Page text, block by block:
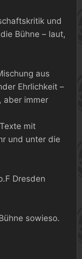
und
Bühne – laut,
aus
Ehrlichkeit –
aber immer
mit
und unter die
Dresden
sowieso.